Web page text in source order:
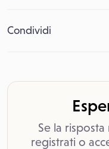
Condividi
Se la
registrati o